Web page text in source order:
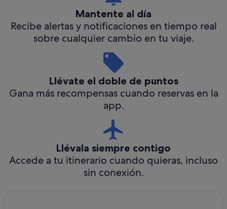
Mantente al día
Recibe alertas y notificaciones en tiempo real
sobre cualquier cambio en tu viaje.
Llévate el doble de puntos
Gana más recompensas cuando reservas en la
app.
Llévala siempre contigo
Accede a tu itinerario cuando quieras, incluso
sin conexión.